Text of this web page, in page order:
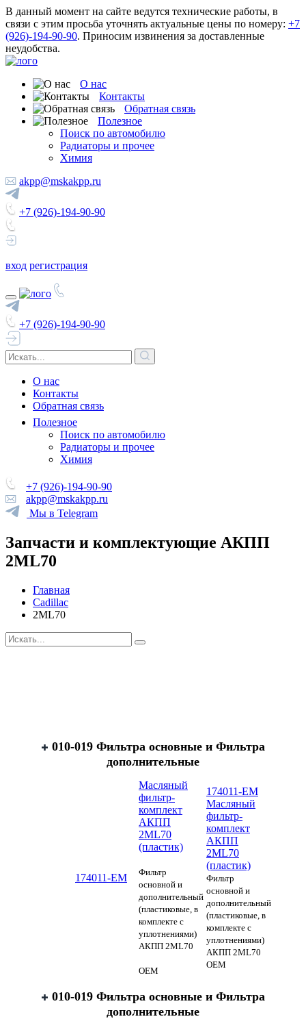
В данный момент на сайте ведутся технические работы, в
связи с этим просьба уточнять актуальные цены по номеру: +7
(926)-194-90-90. Приносим извинения за доставленные
неудобства.
О нас
Контакты
Обратная связь
Полезное
Поиск по автомобилю
Радиаторы и прочее
Химия
akpp@mskakpp.ru
+7 (926)-194-90-90
вход регистрация
+7 (926)-194-90-90
О нас
Контакты
Обратная связь
Полезное
Поиск по автомобилю
Радиаторы и прочее
Химия
+7 (926)-194-90-90
akpp@mskakpp.ru
Мы в Telegram
Запчасти и комплектующие АКПП
2ML70
Главная
Cadillac
2ML70
010-019 Фильтра основные и Фильтра
дополнительные
174011-EM
Масляный
фильтр-
комплект
АКПП
2ML70
(пластик)
Фильтр
основной и
дополнительный
(пластиковые, в
комплекте с
уплотнениями)
АКПП 2ML70
OEM
174011-EM
Масляный
фильтр-
комплект
АКПП
2ML70
(пластик)
Фильтр
основной и
дополнительный
(пластиковые, в
комплекте с
уплотнениями)
АКПП 2ML70
OEM
010-019 Фильтра основные и Фильтра
дополнительные